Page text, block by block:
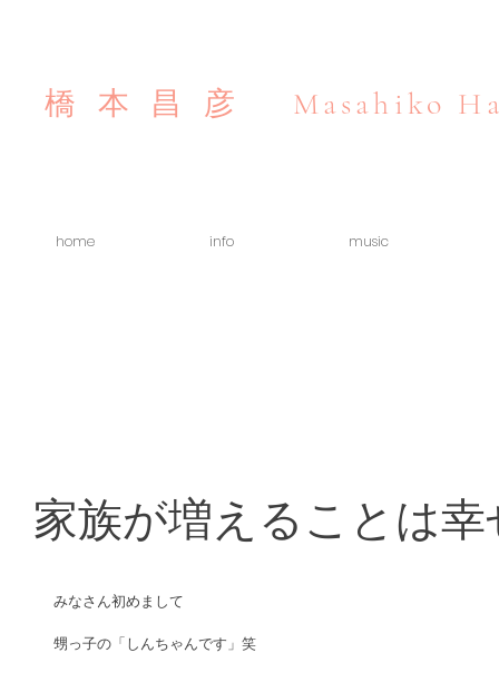
橋本昌彦 Masahiko
home info music
家族が増えることは
みなさん初めまして
甥っ子の「しんちゃんです」笑